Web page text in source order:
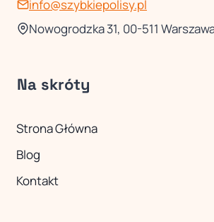
info@szybkiepolisy.pl
Nowogrodzka 31, 00-511
Na skróty
Strona Główna
Blog
Kontakt